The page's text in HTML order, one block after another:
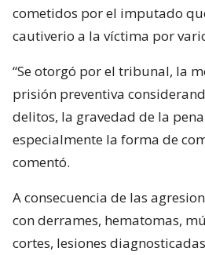
cometidos por el imputado
cautiverio a la víctima por
“Se otorgó por el tribunal, la
prisión preventiva
delitos, la gravedad de la
especialmente la forma de
comentó.
A consecuencia de las
con derrames, hematomas,
cortes, lesiones